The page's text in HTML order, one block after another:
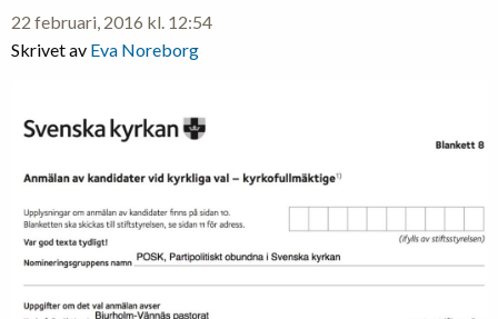
22 februari, 2016 kl. 12:54
Skrivet av Eva Noreborg